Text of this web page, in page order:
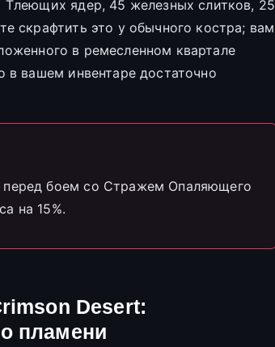
Тлеющих ядер, 45 железных слитков, 25
скрафтить это у обычного костра; вам
в ремесленном квартале
в вашем инвентаре достаточно
перед боем со Стражем Опаляющего
на 15%.
Desert:
пламени